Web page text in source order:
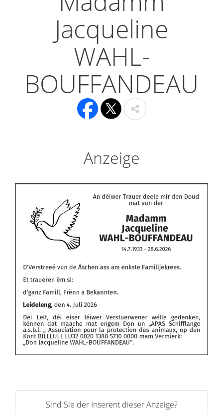
Jacqueline
WAHL-
BOUFFANDEAU
Anzeige
Sind Sie der Inserent dieser Anzeige?